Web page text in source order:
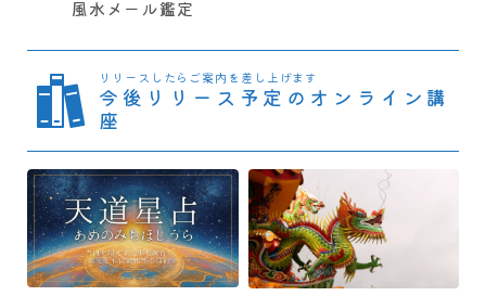
風水メール鑑定
リリースしたらご案内を差し上げます
今後リリース予定のオンライン講
座